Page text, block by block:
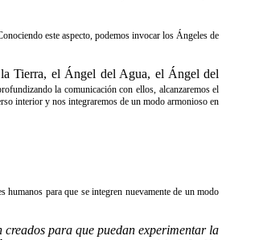
este aspecto, podemos invocar los Ángeles de
Tierra, el Ángel del Agua, el Ángel del
la comunicación con ellos, alcanzaremos el
interior y nos integraremos de un modo armonioso en
para que se integren nuevamente de un modo
creados para que puedan experimentar la